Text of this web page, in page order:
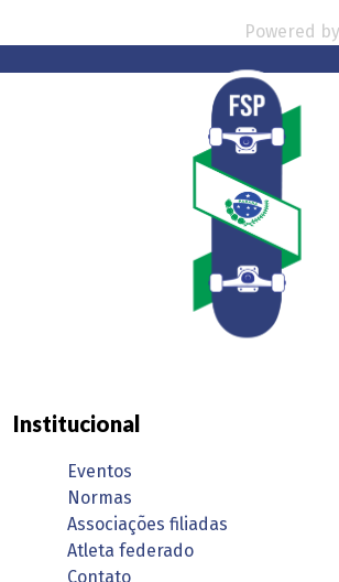
Powered by
Institucional
Eventos
Normas
Associações filiadas
Atleta federado
Contato